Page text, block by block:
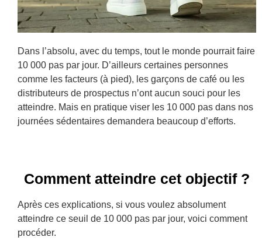
Dans l’absolu, avec du temps, tout le monde pourrait faire
10 000 pas par jour. D’ailleurs certaines personnes
comme les facteurs (à pied), les garçons de café ou les
distributeurs de prospectus n’ont aucun souci pour les
atteindre. Mais en pratique viser les 10 000 pas dans nos
journées sédentaires demandera beaucoup d’efforts.
Comment atteindre cet objectif ?
Après ces explications, si vous voulez absolument
atteindre ce seuil de 10 000 pas par jour, voici comment
procéder.